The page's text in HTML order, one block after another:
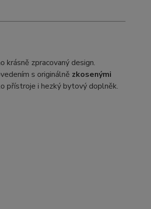
zpracovaný design.
s originálně zkosenými
přístroje i hezký bytový doplněk.